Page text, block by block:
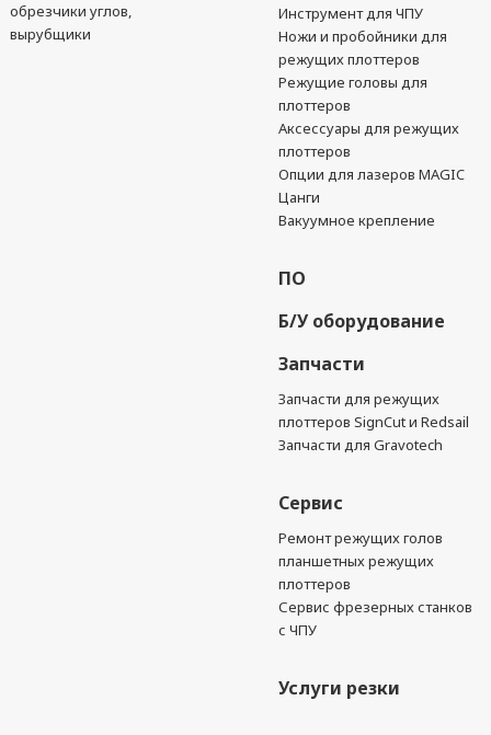
обрезчики углов,
вырубщики
Инструмент для ЧПУ
Ножи и пробойники для
режущих плоттеров
Режущие головы для
плоттеров
Аксессуары для режущих
плоттеров
Опции для лазеров MAGIC
Цанги
Вакуумное крепление
ПО
Б/У оборудование
Запчасти
Запчасти для режущих
плоттеров SignCut и Redsail
Запчасти для Gravotech
Сервис
Ремонт режущих голов
планшетных режущих
плоттеров
Сервис фрезерных станков
с ЧПУ
Услуги резки